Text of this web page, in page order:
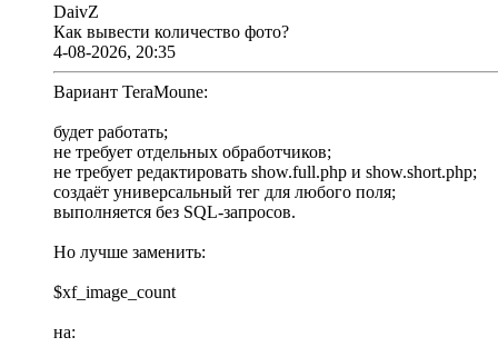
DaivZ
Как вывести количество фото?
4-08-2026, 20:35
Вариант TeraMoune:
будет работать;
не требует отдельных обработчиков;
не требует редактировать show.full.php и show.short.php;
создаёт универсальный тег для любого поля;
выполняется без SQL-запросов.
Но лучше заменить:
$xf_image_count
на: